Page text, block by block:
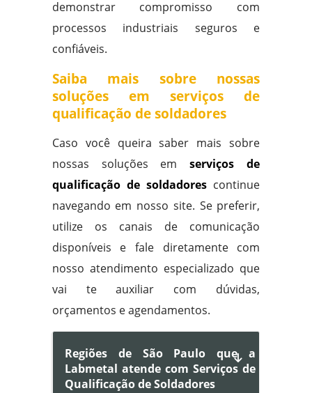
demonstrar compromisso com
processos industriais seguros e
confiáveis.
Saiba mais sobre nossas
soluções em serviços de
qualificação de soldadores
Caso você queira saber mais sobre
nossas soluções emserviços de
qualificação de soldadores continue
navegando em nosso site. Se preferir,
utilize os canais de comunicação
disponíveis e fale diretamente com
nosso atendimento especializado que
vai te auxiliar com dúvidas,
orçamentos e agendamentos.
Regiões de São Paulo que a
Labmetal atende com Serviços de
Qualificação de Soldadores